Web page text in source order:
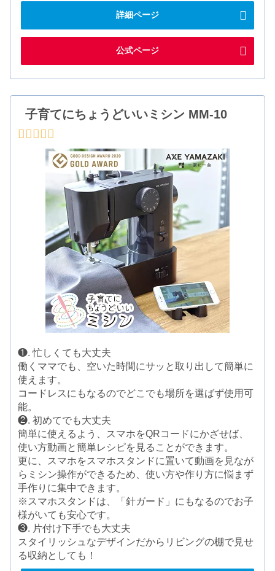
詳細ページ
公式ページ
子育てにちょうどいいミシン MM-10
❶. 忙しくても大丈夫
働くママでも、空いた時間にサッと取り出して簡単に
使えます。
コードレスにもなるのでどこでも場所を選ばず使用可
能。
❷. 初めてでも大丈夫
簡単に使えるよう、スマホをQRコードにかざせば、
使い方動画と簡単レシピを見ることができます。
更に、スマホをスマホスタンドに置いて動画を見なが
らミシン操作ができるため、使い方や作り方に悩まず
手作りに集中できます。
※スマホスタンドは、「針ガード」にもなるのでお子
様がいても安心です。
❸. 片付け下手でも大丈夫
スタイリッシュなデザインだからリビングの棚で見せ
る収納としても！